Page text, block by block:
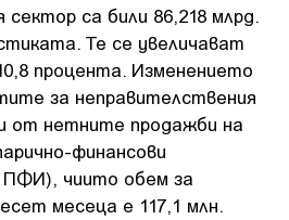
сектор са били 86,218 млрд.
Те се увеличават
процента. Изменението
за неправителствения
от нетните продажби на
финансови
ПФИ), чиито обем за
месеца е 117,1 млн.